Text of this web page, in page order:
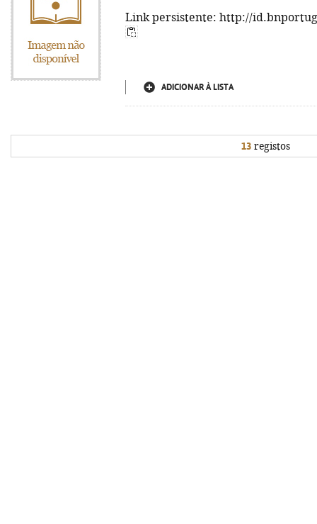
Link persistente: http://
ADICIONAR À LISTA
13registos